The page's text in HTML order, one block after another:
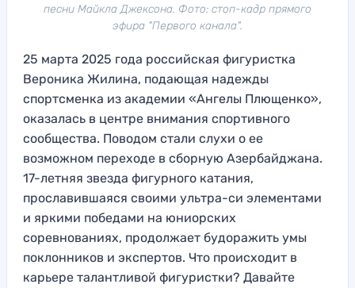
песни Майкла Джексона. Фото: стоп-кадр прямого
эфира "Первого канала".
25 марта 2025 года российская фигуристка
Вероника Жилина, подающая надежды
спортсменка из академии «Ангелы Плющенко»,
оказалась в центре внимания спортивного
сообщества. Поводом стали слухи о ее
возможном переходе в сборную Азербайджана.
17-летняя звезда фигурного катания,
прославившаяся своими ультра-си элементами
и яркими победами на юниорских
соревнованиях, продолжает будоражить умы
поклонников и экспертов. Что происходит в
карьере талантливой фигуристки? Давайте